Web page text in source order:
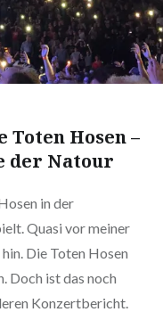
Toten Hosen –
der Natour
in der
Quasi vor meiner
Die Toten Hosen
Doch ist das noch
Konzertbericht.